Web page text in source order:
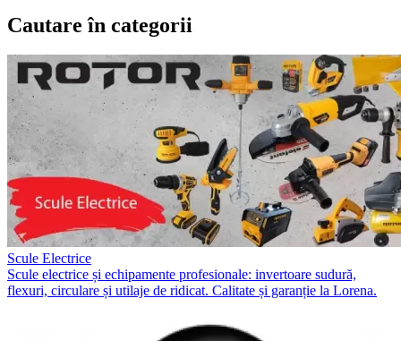
Cautare în categorii
Scule Electrice
Scule electrice și echipamente profesionale: invertoare sudură,
flexuri, circulare și utilaje de ridicat. Calitate și garanție la Lorena.